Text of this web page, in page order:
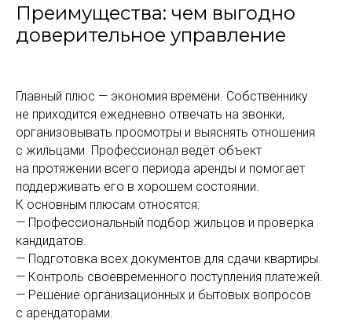
Преимущества: чем выгодно
доверительное управление
Главный плюс — экономия времени. Собственнику
не приходится ежедневно отвечать на звонки,
организовывать просмотры и выяснять отношения
с жильцами. Профессионал ведёт объект
на протяжении всего периода аренды и помогает
поддерживать его в хорошем состоянии.
К основным плюсам относятся:
— Профессиональный подбор жильцов и проверка
кандидатов.
— Подготовка всех документов для сдачи квартиры.
— Контроль своевременного поступления платежей.
— Решение организационных и бытовых вопросов
с арендаторами.